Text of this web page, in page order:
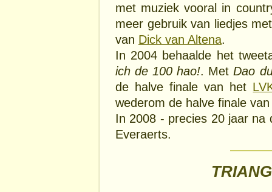
met muziek vooral in
meer gebruik van liedjes
van Dick van Altena.
In 2004 behaalde het
ich de 100 hao!. MetDao
de halve finale van het
wederom de halve finale
In 2008 - precies 20 jaar na
Everaerts.